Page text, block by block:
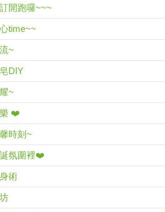
開跑囉~~~
time~~
~
DIY
~
樂 ❤️
時刻~
誕氛圍裡❤️
術